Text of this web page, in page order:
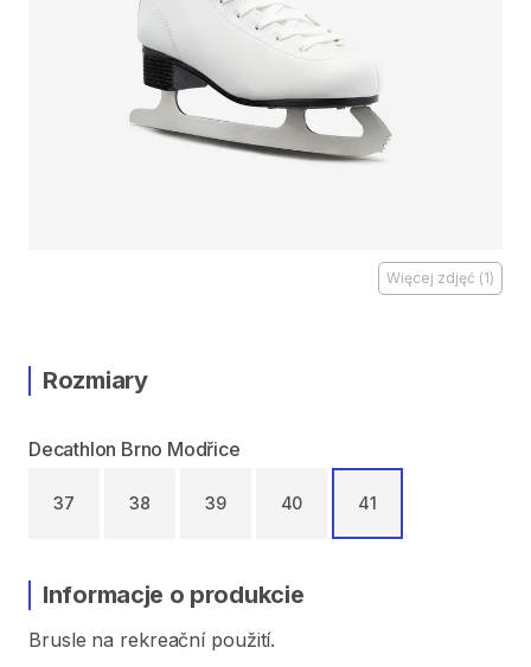
Więcej zdjęć (1)
Rozmiary
Decathlon Brno Modřice
37 38 39 40 41
Informacje o produkcie
Brusle na rekreační použití.